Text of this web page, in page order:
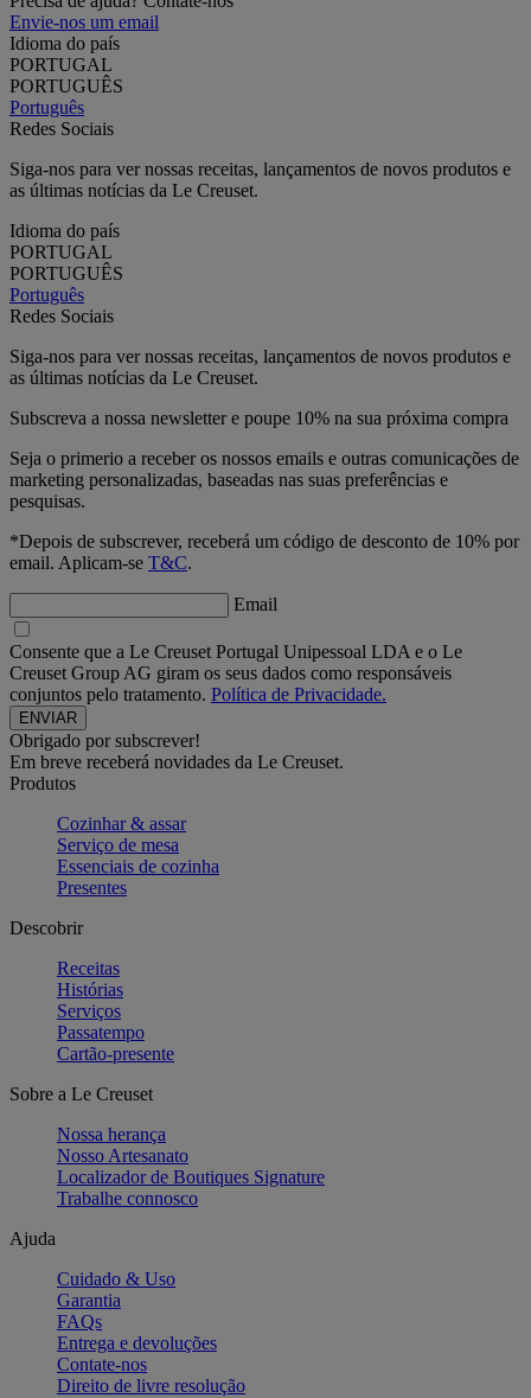
Envie-nos um email
Idioma do país
PORTUGAL
PORTUGUÊS
Português
Redes Sociais
Siga-nos para ver nossas receitas, lançamentos de novos produtos e
as últimas notícias da Le Creuset.
Idioma do país
PORTUGAL
PORTUGUÊS
Português
Redes Sociais
Siga-nos para ver nossas receitas, lançamentos de novos produtos e
as últimas notícias da Le Creuset.
Subscreva a nossa newsletter e poupe 10% na sua próxima compra
Seja o primerio a receber os nossos emails e outras comunicações de
marketing personalizadas, baseadas nas suas preferências e
pesquisas.
*Depois de subscrever, receberá um código de desconto de 10% por
email. Aplicam-se T&C.
Email
Consente que a Le Creuset Portugal Unipessoal LDA e o Le
Creuset Group AG giram os seus dados como responsáveis
conjuntos pelo tratamento. Política de Privacidade.
Obrigado por subscrever!
Em breve receberá novidades da Le Creuset.
Produtos
Cozinhar & assar
Serviço de mesa
Essenciais de cozinha
Presentes
Descobrir
Receitas
Histórias
Serviços
Passatempo
Cartão-presente
Sobre a Le Creuset
Nossa herança
Nosso Artesanato
Localizador de Boutiques Signature
Trabalhe connosco
Ajuda
Cuidado & Uso
Garantia
FAQs
Entrega e devoluções
Contate-nos
Direito de livre resolução